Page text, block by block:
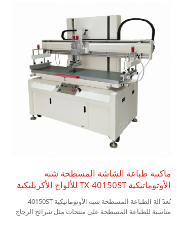
ماكينة طباعة الشاشة المسطحة شبه
الأوتوماتيكية TX-40150ST للألواح الأكريليكية
تُعدّ آلة الطباعة المسطحة شبه الأوتوماتيكية 40150ST
مناسبة للطباعة المسطحة على منتجات مثل شرائح الزجاج